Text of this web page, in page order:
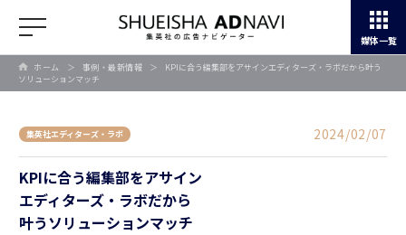
媒体一覧
ホーム ＞ 事例・最新情報 ＞
KPIに合う編集部をアサインエディターズ・ラボだから叶う
ソリューションマッチ
集英社エディターズ・ラボ 2024/02/07
KPIに合う編集部をアサイン
エディターズ・ラボだから
叶うソリューションマッチ